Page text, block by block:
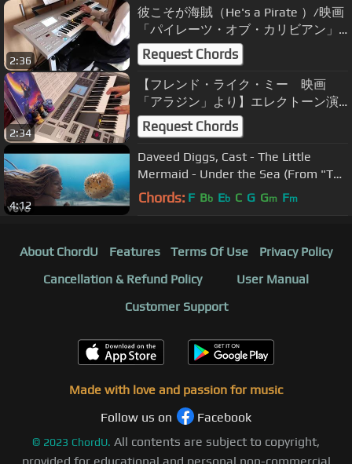
2:36
彼こそが海賊（He's a Pirate ）/映画
「パイレーツ・オブ・カリビアン」
より Pirates of the Caribbean
Request Chords
2:34
【フレンド・ライク・ミー 映画
「アラジン」より】エレクトーン演
奏Request Chords
4:12
Daveed Diggs, Cast - The Little
Mermaid - Under the Sea (From "The
Little Mermaid")
Chords: F Bb Eb C G Gm Fm
About ChordU Features Terms Of Use
Privacy Policy
Cancellation & Refund Policy
User Manual
Customer Support
Made with love and passion for music
Follow us on
Facebook
© 2023 ChordU. All contents are subject to copyright,